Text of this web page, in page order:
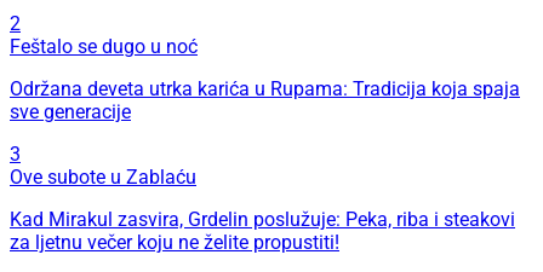
2
Feštalo se dugo u noć
Održana deveta utrka karića u Rupama: Tradicija koja spaja
sve generacije
3
Ove subote u Zablaću
Kad Mirakul zasvira, Grdelin poslužuje: Peka, riba i steakovi
za ljetnu večer koju ne želite propustiti!